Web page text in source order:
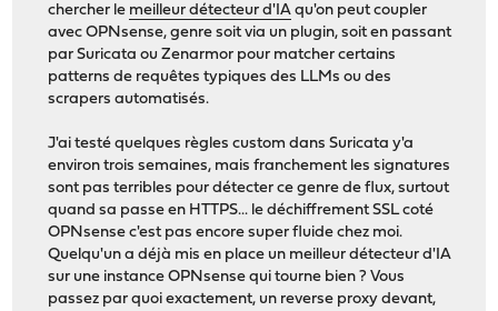
chercher le meilleur détecteur d'IA qu'on peut coupler
avec OPNsense, genre soit via un plugin, soit en passant
par Suricata ou Zenarmor pour matcher certains
patterns de requêtes typiques des LLMs ou des
scrapers automatisés.
J'ai testé quelques règles custom dans Suricata y'a
environ trois semaines, mais franchement les signatures
sont pas terribles pour détecter ce genre de flux, surtout
quand sa passe en HTTPS... le déchiffrement SSL coté
OPNsense c'est pas encore super fluide chez moi.
Quelqu'un a déjà mis en place un meilleur détecteur d'IA
sur une instance OPNsense qui tourne bien ? Vous
passez par quoi exactement, un reverse proxy devant,